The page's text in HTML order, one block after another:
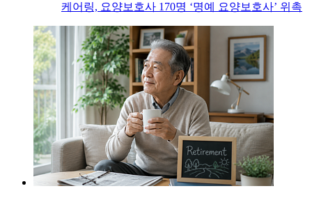
케어링, 요양보호사 170명 ‘명예 요양보호사’ 위촉